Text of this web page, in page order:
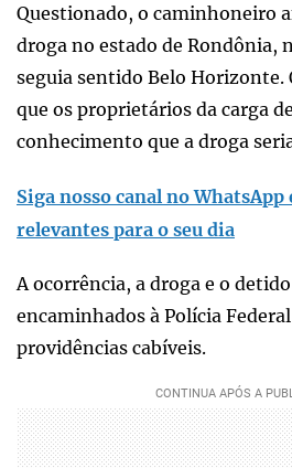
Questionado, o caminhoneiro
droga no estado de Rondônia,
seguia sentido Belo Horizonte.
que os proprietários da carga
conhecimento que a droga
Siga nosso canal no
relevantes para o seu dia
A ocorrência, a droga e o
encaminhados à Polícia
providências cabíveis.